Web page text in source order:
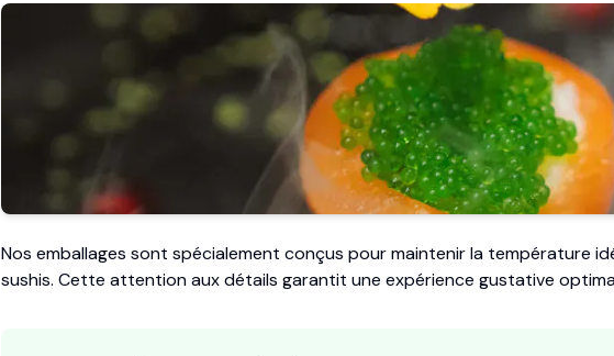
Nos emballages sont spécialement conçus pour maintenir la température
sushis. Cette attention aux détails garantit une expérience gustative